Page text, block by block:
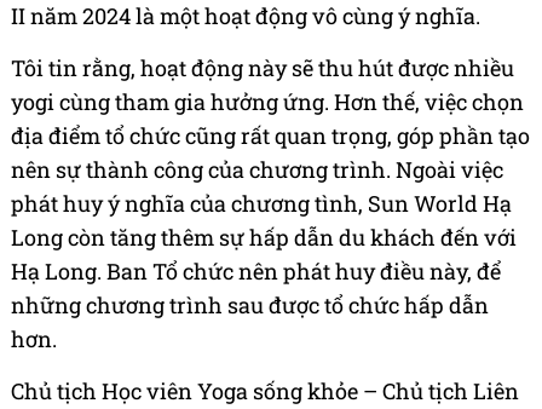
II năm 2024 là một hoạt động vô cùng ý nghĩa.
Tôi tin rằng, hoạt động này sẽ thu hút được nhiều
yogi cùng tham gia hưởng ứng. Hơn thế, việc chọn
địa điểm tổ chức cũng rất quan trọng, góp phần tạo
nên sự thành công của chương trình. Ngoài việc
phát huy ý nghĩa của chương tình, Sun World Hạ
Long còn tăng thêm sự hấp dẫn du khách đến với
Hạ Long. Ban Tổ chức nên phát huy điều này, để
những chương trình sau được tổ chức hấp dẫn
hơn.
Chủ tịch Học viên Yoga sống khỏe – Chủ tịch Liên